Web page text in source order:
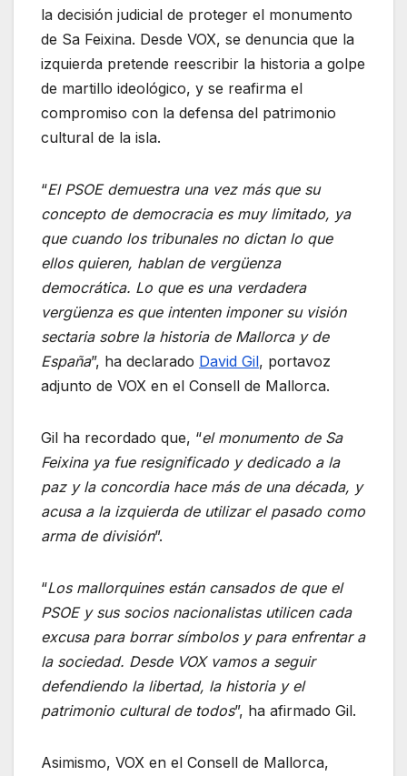
la decisión judicial de proteger el monumento
de Sa Feixina. Desde VOX, se denuncia que la
izquierda pretende reescribir la historia a golpe
de martillo ideológico, y se reafirma el
compromiso con la defensa del patrimonio
cultural de la isla.
“El PSOE demuestra una vez más que su
concepto de democracia es muy limitado, ya
que cuando los tribunales no dictan lo que
ellos quieren, hablan de vergüenza
democrática. Lo que es una verdadera
vergüenza es que intenten imponer su visión
sectaria sobre la historia de Mallorca y de
España”, ha declarado David Gil, portavoz
adjunto de VOX en el Consell de Mallorca.
Gil ha recordado que, “el monumento de Sa
Feixina ya fue resignificado y dedicado a la
paz y la concordia hace más de una década, y
acusa a la izquierda de utilizar el pasado como
arma de división”.
“Los mallorquines están cansados de que el
PSOE y sus socios nacionalistas utilicen cada
excusa para borrar símbolos y para enfrentar a
la sociedad. Desde VOX vamos a seguir
defendiendo la libertad, la historia y el
patrimonio cultural de todos”, ha afirmado Gil.
Asimismo, VOX en el Consell de Mallorca,